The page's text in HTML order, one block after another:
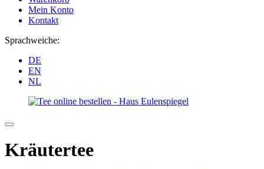
Mein Konto
Kontakt
Sprachweiche:
DE
EN
NL
Kräutertee